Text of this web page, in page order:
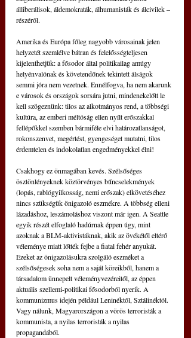
álliberálisok, áldemokraták, álhumanisták és álcivilek –
részéről.
Amerika és Európa főleg nagyobb városainak jelen
helyzetét szemlélve bátran és felelősségteljesen
kijelenthetjük: a fősodor által politikailag amúgy
helyénvalónak és követendőnek tekintett álságok
semmi jóra nem vezetnek. Ennélfogva, ha nem akarunk
e városok és országok sorsára jutni, mindenekelőtt le
kell szögeznünk: tilos az alkotmányos rend, a többségi
kultúra, az emberi méltóság ellen nyílt erőszakkal
fellépőkkel szemben bármiféle elvi határozatlanságot,
rokonszenvet, megértést, gyengeséget mutatni, tilos
érdemtelen és indokolatlan engedményekkel élni!
Csakhogy ez önmagában kevés. Szélsőséges
ösztönlényeknek köztörvényes bűncselekmények
(lopás, rablógyilkosság, nemi erőszak) elkövetéséhez
nincs szükségük önigazoló eszmékre. A többség elleni
lázadáshoz, leszámoláshoz viszont már igen. A Seattle
egyik részét elfoglaló hadúrnak éppen úgy, mint
azoknak a BLM-aktivistáknak, akik az övékétől eltérő
véleménye miatt lőtték fejbe a fiatal fehér anyukát.
Ezeket az önigazolásukra szolgáló eszméket a
szélsőségesek soha nem a saját köreikből, hanem a
társadalom ünnepelt véleményvezéreitől, az éppen
aktuális szellemi-politikai fősodorból nyerik. A
kommunizmus idején például Leninéktől, Sztálinéktól.
Vagy nálunk, Magyarországon a vörös terroristák a
kommunista, a nyilas terroristák a nyilas
propagandából.